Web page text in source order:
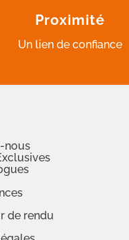
Proximité
Un lien de confiance
nous
de rendu